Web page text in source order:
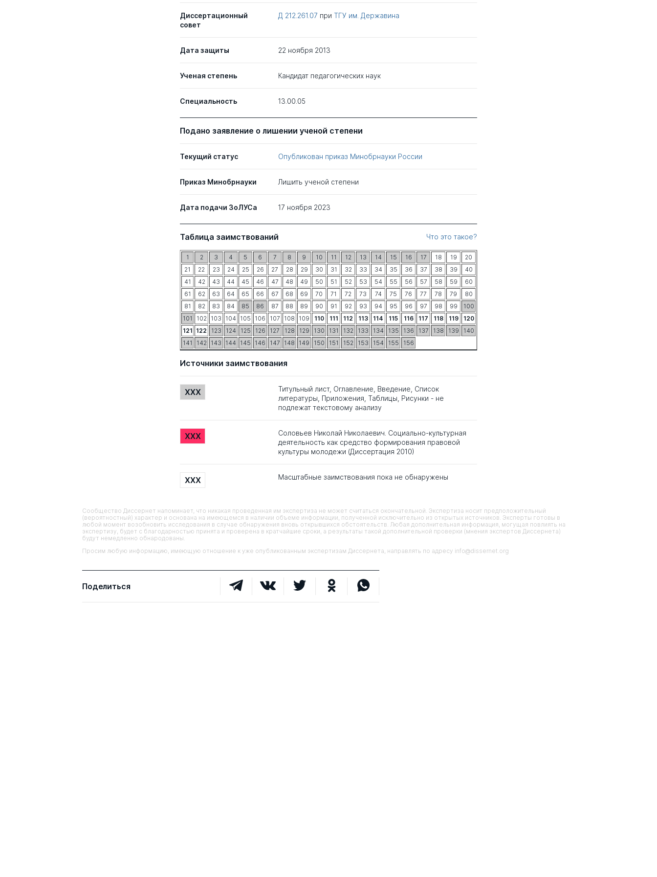
Диссертационный
совет
Д 212.261.07 при ТГУ им. Державина
Дата защиты 22 ноября 2013
Ученая степень Кандидат педагогических наук
Специальность 13.00.05
Подано заявление о лишении ученой степени
Текущий статус Опубликован приказ Минобрнауки России
Приказ Минобрнауки Лишить ученой степени
Дата подачи ЗоЛУСа 17 ноября 2023
Таблица заимствований Что это такое?
1 2 3 4 5 6 7 8 9 10 11 12 13 14 15 16 17 18 19
20
21
22 23 24 25 26 27 28 29 30 31 32 33 34 35 36 37 38 39
40
41
42 43 44 45 46 47 48 49 50 51 52 53 54 55 56 57 58 59
60
61
62 63 64 65 66 67 68 69 70 71 72 73 74 75 76 77 78 79
80
81
82 83 84 85 86 87 88 89 90 91 92 93 94 95 96 97 98 99
100
101
102 103 104 105 106 107 108 109 110 111 112 113 114 115 116 117 118 119
120
121 122 123 124 125 126 127 128 129 130 131 132 133 134 135 136 137 138 139
140
141
142 143 144 145 146 147 148 149 150 151 152 153 154 155 156
Источники заимствования
XXX
Титульный лист, Оглавление, Введение, Список
литературы, Приложения, Таблицы, Рисунки - не
подлежат текстовому анализу
XXX
Соловьев Николай Николаевич. Социально-культурная
деятельность как средство формирования правовой
культуры молодежи (Диссертация 2010)
XXX Масштабные заимствования пока не обнаружены
Сообщество Диссернет напоминает, что никакая проведенная им экспертиза не может считаться окончательной. Экспертиза носит предположительный
(вероятностный) характер и основана на имеющемся в наличии объеме информации, полученной исключительно из открытых источников. Эксперты готовы в
любой момент возобновить исследования в случае обнаружения вновь открывшихся обстоятельств. Любая дополнительная информация, могущая повлиять на
экспертизу, будет с благодарностью принята и проверена в кратчайшие сроки, а результаты такой дополнительной проверки (мнения экспертов Диссернета)
будут немедленно обнародованы.
Просим любую информацию, имеющую отношение к уже опубликованным экспертизам Диссернета, направлять по адресу info@dissernet.org
Поделиться